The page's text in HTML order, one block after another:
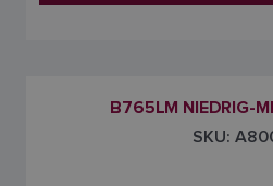
B765LM NIEDRIG-
SKU: